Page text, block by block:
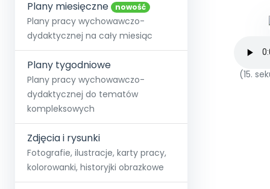
Społeczność
+48 12 631 04 10
kontakt@blizejprzedszkola.pl
O miesięczniku
Strona główna
O Akademii
Akademia
Poznaj pakiet MAX
Testuj przez 7 dni
E-
Pełen
Wszystkie projekty
Skontaktuj się
Dodaj wpis
Plany miesięczne nowość
Plany pracy wychowawczo-
dydaktycznej na cały miesiąc
Plany tygodniowe
Plany pracy wychowawczo-
dydaktycznej do tematów
kompleksowych
Zdjęcia i rysunki
Fotografie, ilustracje, karty pracy,
kolorowanki, historyjki obrazkowe
(15.